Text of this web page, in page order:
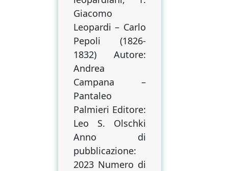
Giacomo
Leopardi – Carlo
Pepoli (1826-
1832) Autore:
Andrea
Campana –
Pantaleo
Palmieri Editore:
Leo S. Olschki
Anno di
pubblicazione:
2023 Numero di